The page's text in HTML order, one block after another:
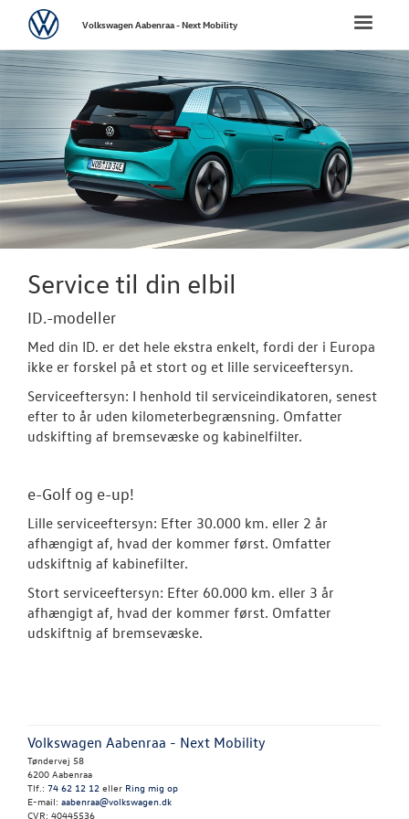
FORSIDE
NYE
NYE VAREBILER
BRUGTE BILER
Koncepter og
Hjulskifte
Kontrol af
Toggle
VolkswagenVolkswagen Aabenraa - Next Mobility
Service til din elbil
ID.-modeller
Med din ID. er det hele ekstra enkelt, fordi der i Europa
ikke er forskel på et stort og et lille serviceeftersyn.
Serviceeftersyn: I henhold til serviceindikatoren, senest
efter to år uden kilometerbegrænsning. Omfatter
udskifting af bremsevæske og kabinelfilter.
e-Golf og e-up!
Lille serviceeftersyn: Efter 30.000 km. eller 2 år
afhængigt af, hvad der kommer først. Omfatter
udskiftnig af kabinefilter.
Stort serviceeftersyn: Efter 60.000 km. eller 3 år
afhængigt af, hvad der kommer først. Omfatter
udskiftnig af bremsevæske.
Volkswagen Aabenraa - Next Mobility
Tøndervej 58
6200 Aabenraa
Tlf.: 74 62 12 12 eller Ring mig op
E-mail: aabenraa@volkswagen.dk
CVR: 40445536